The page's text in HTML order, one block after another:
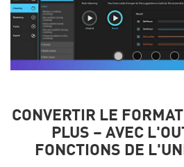
CONVERTIR LE
PLUS – AVEC
FONCTIONS DE